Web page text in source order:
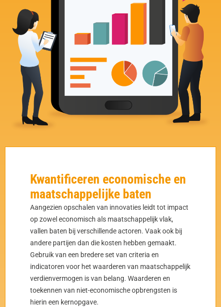
Kwantificeren economische en
maatschappelijke baten
Aangezien opschalen van innovaties leidt tot impact
op zowel economisch als maatschappelijk vlak,
vallen baten bij verschillende actoren. Vaak ook bij
andere partijen dan die kosten hebben gemaakt.
Gebruik van een bredere set van criteria en
indicatoren voor het waarderen van maatschappelijk
verdienvermogen is van belang. Waarderen en
toekennen van niet-economische opbrengsten is
hierin een kernopgave.